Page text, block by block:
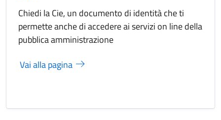
Chiedi la Cie, un documento di identità che ti
permette anche di accedere ai servizi on line della
pubblica amministrazione
Vai alla pagina